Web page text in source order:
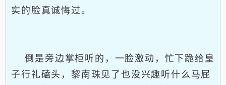
实的脸真诚悔过。
倒是旁边掌柜听的，一脸激动，忙下跪给皇
子行礼磕头，黎南珠见了也没兴趣听什么马屁